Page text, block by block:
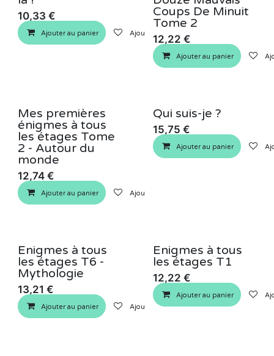
10,33 €
Ajouter au panier Ajouter à la liste de souhaits
Coups De Minuit
Tome 2
12,22 €
Ajouter au panier
Mes premières
énigmes à tous
les étages Tome
2 - Autour du
monde
12,74 €
Ajouter au panier Ajouter à la liste de souhaits
Qui suis-je ?
15,75 €
Ajouter au panier
Enigmes à tous
les étages T6 -
Mythologie
13,21 €
Ajouter au panier Ajouter à la liste de souhaits
Enigmes à tous
les étages T1
12,22 €
Ajouter au panier